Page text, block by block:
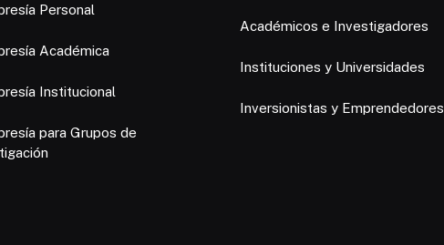
Personal
Académica
Institucional
para Grupos de
Académicos e Investigadores
Instituciones y Universidades
Inversionistas y Emprendedores